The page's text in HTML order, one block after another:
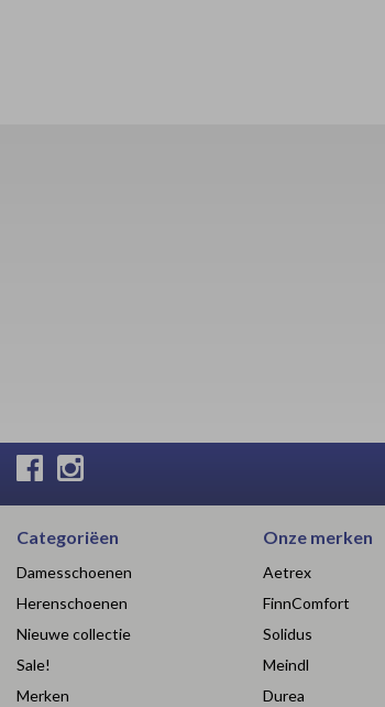
Categoriëen
Damesschoenen
Herenschoenen
Nieuwe collectie
Sale!
Merken
Onze merken
Aetrex
FinnComfort
Solidus
Meindl
Durea